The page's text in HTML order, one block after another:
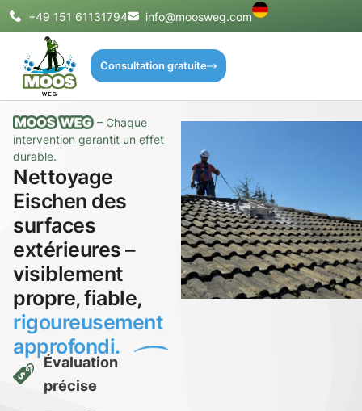
+49 151 61131794 info@moosweg.com
Consultation gratuite
– Chaque
intervention garantit un effet
durable.
Nettoyage
Eischen des
surfaces
extérieures –
visiblement
propre, fiable,
rigoureusement
approfondi.
Évaluation
précise